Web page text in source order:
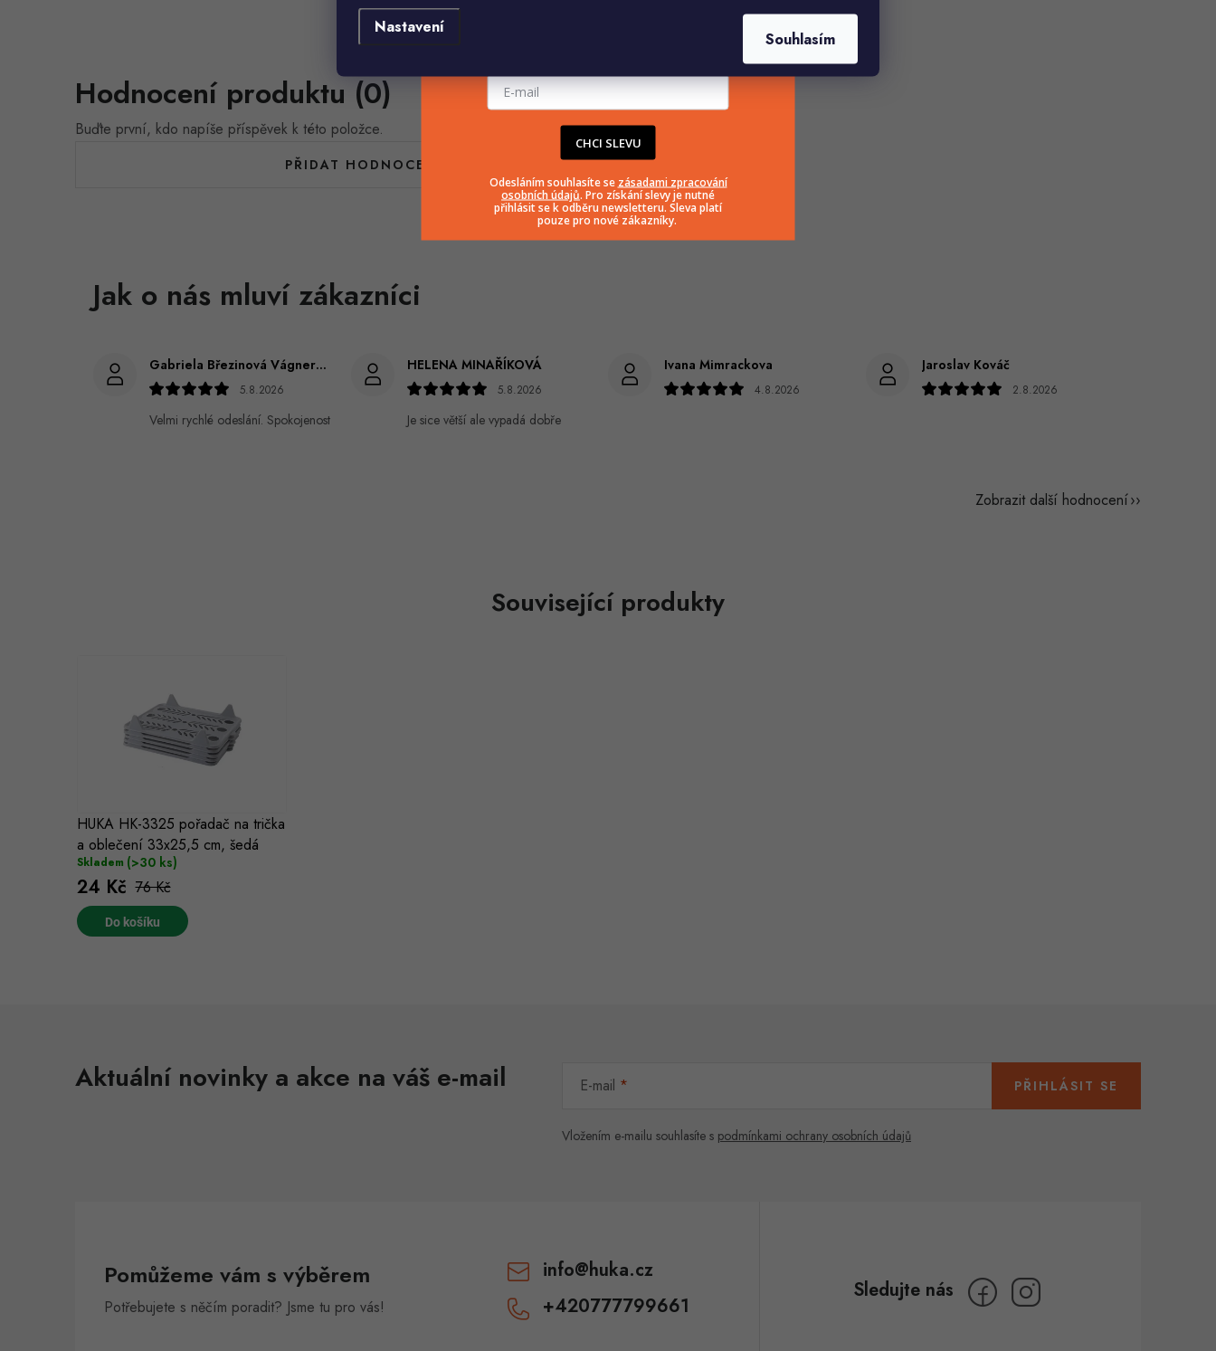
Nastavení
Souhlasím
Hodnocení produktu (0)
Buďte první, kdo napíše příspěvek k této položce.
PŘIDAT HODNOCENÍ
Gabriela Březinová Vágnerová
5.8.2026
Velmi rychlé odeslání. Spokojenost
HELENA MINAŘÍKOVÁ
5.8.2026
Je sice větší ale vypadá dobře
Ivana Mimrackova
4.8.2026
Jaroslav Kováč
2.8.2026
Zobrazit další hodnocení
Související produkty
HUKA HK-3325 pořadač na trička
a oblečení 33x25,5 cm, šedá
Skladem (>30 ks)
24 Kč 76 Kč
Do košíku
Aktuální novinky a akce na váš e-mail E-mail
Vložením e-mailu souhlasíte s podmínkami ochrany osobních údajů
PŘIHLÁSIT SE
Pomůžeme vám s výběrem
Potřebujete s něčím poradit? Jsme tu pro vás!
info@huka.cz
+420777799661
CHCI SLEVU
Odesláním souhlasíte se zásadami zpracování
osobních údajů. Pro získání slevy je nutné
přihlásit se k odběru newsletteru. Sleva platí
pouze pro nové zákazníky.